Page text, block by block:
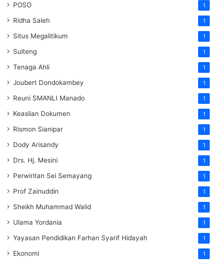
POSO 1
Ridha Saleh 1
Situs Megalitikum 1
Sulteng 1
Tenaga Ahli 1
Joubert Dondokambey 1
Reuni SMANLI Manado 1
Keaslian Dokumen 1
Rismon Sianipar 1
Dody Arisandy 1
Drs. Hj. Mesini 1
Perwiritan Sei Semayang 1
Prof Zainuddin 1
Sheikh Muhammad Walid 1
Ulama Yordania 1
Yayasan Pendidikan Farhan Syarif Hidayah 1
Ekonomi 1